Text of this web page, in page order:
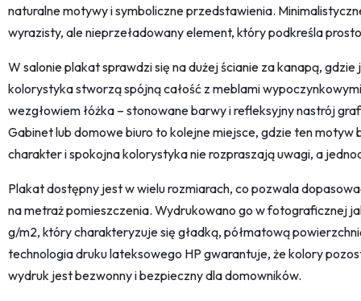
naturalne motywy i symboliczne przedstawienia.
wyrazisty, ale nieprzeładowany element, który podkreśla
W salonie plakat sprawdzi się na dużej ścianie za kanapą,
kolorystyka stworzą spójną całość z meblami
wezgłowiem łóżka – stonowane barwy i refleksyjny nastrój
Gabinet lub domowe biuro to kolejne miejsce, gdzie ten motyw
charakter i spokojna kolorystyka nie rozpraszają uwagi, a
Plakat dostępny jest w wielu rozmiarach, co pozwala
na metraż pomieszczenia. Wydrukowano go w fotograficznej
g/m2, który charakteryzuje się gładką, półmatową
technologia druku lateksowego HP gwarantuje, że kolory
wydruk jest bezwonny i bezpieczny dla domowników.